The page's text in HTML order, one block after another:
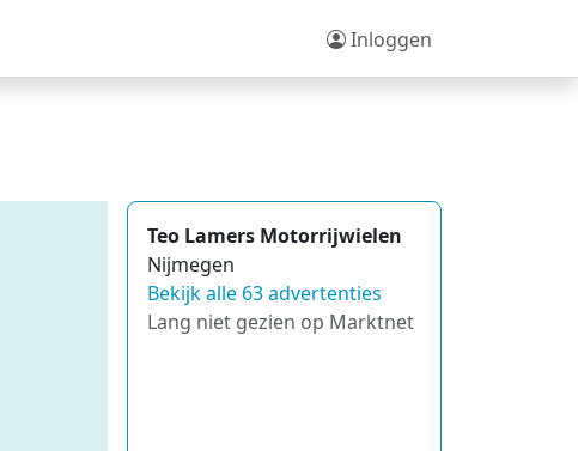
Inloggen
Teo Lamers Motorrijwielen
Nijmegen
Bekijk alle 63 advertenties
Lang niet gezien op Marktnet